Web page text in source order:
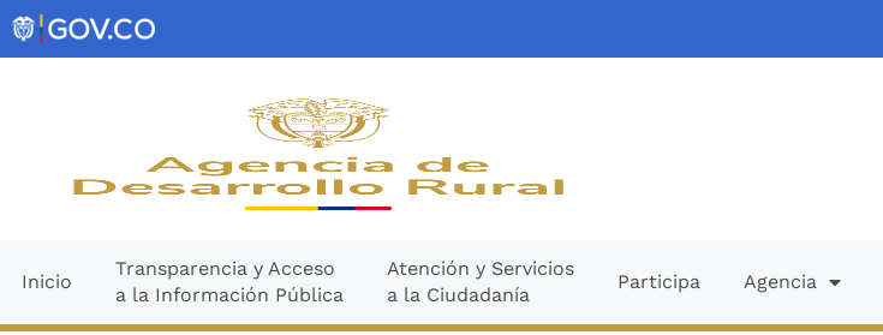
contenido
al
contenido
Inicio
Transparencia y Acceso
a la Información Pública
Atención y Servicios
a la Ciudadanía
Participa Agencia